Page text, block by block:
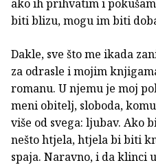
ako ih prihvatim i
biti blizu, mogu im biti
Dakle, sve što me ikada
za odrasle i mojim
romanu. U njemu je moj
meni obitelj, sloboda,
više od svega: ljubav. Ako
nešto htjela, htjela bi biti
spaja. Naravno, i da klinci